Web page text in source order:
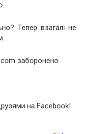
Тепер взагалі не
заборонено
на Facebook!